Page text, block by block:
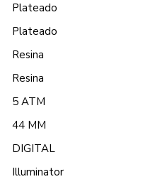
Plateado
Plateado
Resina
Resina
5 ATM
44 MM
DIGITAL
Illuminator